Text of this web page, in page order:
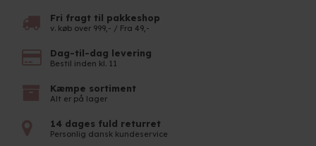
Fri fragt til pakkeshop
v. køb over 999,- / Fra 49,-
Dag-til-dag levering
Bestil inden kl. 11
Kæmpe sortiment
Alt er på lager
14 dages fuld returret
Personlig dansk kundeservice